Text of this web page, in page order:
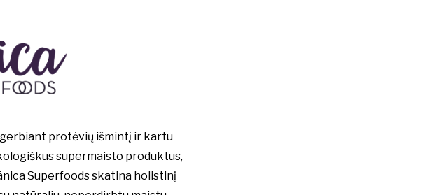
protėvių išmintį ir kartu
supermaisto produktus,
Superfoods skatina holistinį